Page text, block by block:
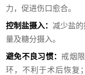
力，促进伤口愈合。
控制盐摄入： 减少盐
量及糖分摄入。
避免不良习惯： 戒烟
环，不利于术后恢复